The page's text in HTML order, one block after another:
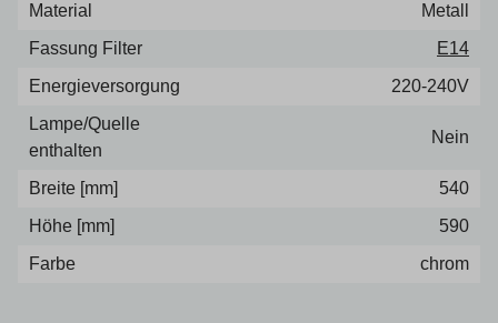
Material
Metall
Fassung Filter
E14
Energieversorgung
220-240V
Lampe/Quelle
enthalten
Nein
Breite [mm]
540
Höhe [mm]
590
Farbe
chrom